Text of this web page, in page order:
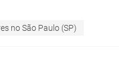
no São Paulo (SP)